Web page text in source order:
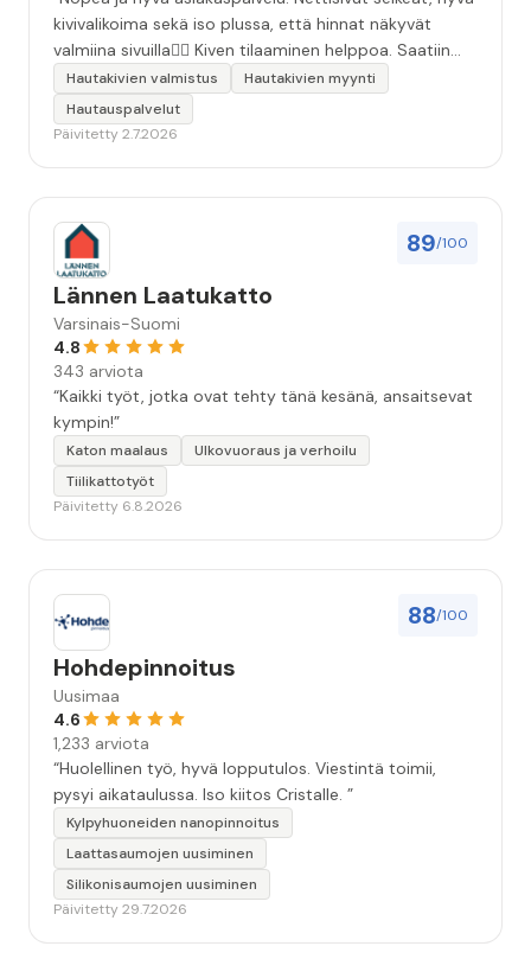
kivivalikoima sekä iso plussa, että hinnat näkyvät
valmiina sivuilla👍🏻 Kiven tilaaminen helppoa. Saatiin
äidille kaunis, ammattitaidolla tehty kivi❤️ Kiitos!”
Hautakivien valmistus
Hautakivien myynti
Hautauspalvelut
Päivitetty 2.7.2026
89/100
Lännen Laatukatto
Varsinais-Suomi
4.8
343 arviota
“Kaikki työt, jotka ovat tehty tänä kesänä, ansaitsevat
kympin!”
Katon maalaus
Ulkovuoraus ja verhoilu
Tiilikattotyöt
Päivitetty 6.8.2026
88/100
Hohdepinnoitus
Uusimaa
4.6
1,233 arviota
“Huolellinen työ, hyvä lopputulos. Viestintä toimii,
pysyi aikataulussa. Iso kiitos Cristalle. ”
Kylpyhuoneiden nanopinnoitus
Laattasaumojen uusiminen
Silikonisaumojen uusiminen
Päivitetty 29.7.2026